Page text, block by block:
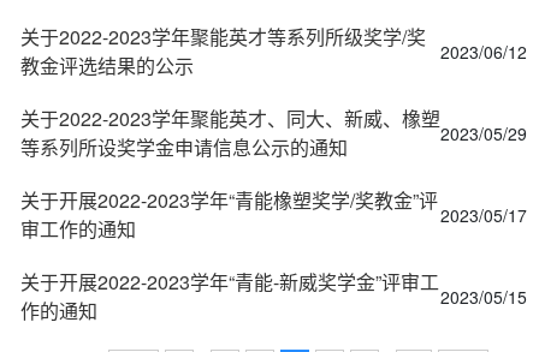
关于2022-2023学年聚能英才等系列所级奖学/奖
教金评选结果的公示
2023/06/12
关于2022-2023学年聚能英才、同大、新威、橡塑
等系列所设奖学金申请信息公示的通知
2023/05/29
关于开展2022-2023学年“青能橡塑奖学/奖教金”评
审工作的通知
2023/05/17
关于开展2022-2023学年“青能-新威奖学金”评审工
作的通知
2023/05/15